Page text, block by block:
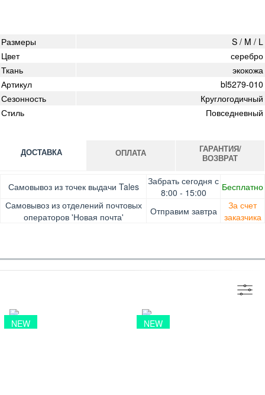
Размеры
S / M / L
Цвет
серебро
Ткань
экокожа
Артикул
bl5279-010
Сезонность
Круглогодичный
Стиль
Повседневный
ДОСТАВКА
Самовывоз из точек выдачи Tales
Забрать сегодня с
8:00 - 15:00
Бесплатно
Самовывоз из отделений почтовых
операторов 'Новая почта'
Отправим завтра
За счет
заказчика
ОПЛАТА
Оплата при получении товара, Картой онлайн, Google
Pay, Безналичными для юридических лиц, Безналичными
для физических лиц, Apple Pay, Mastercard, Visa
ГАРАНТИЯ/
ВОЗВРАТ
Гарантия. Обмен/возврат товара в течение 14 дней.
Доставка за счет заказчика
NEW NEW